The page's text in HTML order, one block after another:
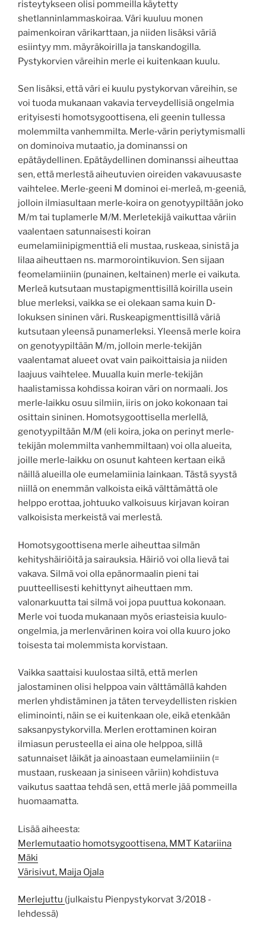
risteytykseen olisi pommeilla käytetty
shetlanninlammaskoiraa. Väri kuuluu monen
paimenkoiran värikarttaan, ja niiden lisäksi väriä
esiintyy mm. mäyräkoirilla ja tanskandogilla.
Pystykorvien väreihin merle ei kuitenkaan kuulu.
Sen lisäksi, että väri ei kuulu pystykorvan väreihin, se
voi tuoda mukanaan vakavia terveydellisiä ongelmia
erityisesti homotsygoottisena, eli geenin tullessa
molemmilta vanhemmilta. Merle‐värin periytymismalli
on dominoiva mutaatio, ja dominanssi on
epätäydellinen. Epätäydellinen dominanssi aiheuttaa
sen, että merlestä aiheutuvien oireiden vakavuusaste
vaihtelee. Merle‐geeni M dominoi ei‐merleä, m‐geeniä,
jolloin ilmiasultaan merle‐koira on genotyypiltään joko
M/m tai tuplamerle M/M. Merletekijä vaikuttaa väriin
vaalentaen satunnaisesti koiran
eumelamiinipigmenttiä eli mustaa, ruskeaa, sinistä ja
lilaa aiheuttaen ns. marmorointikuvion. Sen sijaan
feomelamiiniin (punainen, keltainen) merle ei vaikuta.
Merleä kutsutaan mustapigmenttisillä koirilla usein
blue merleksi, vaikka se ei olekaan sama kuin D‐
lokuksen sininen väri. Ruskeapigmenttisillä väriä
kutsutaan yleensä punamerleksi. Yleensä merle koira
on genotyypiltään M/m, jolloin merle‐tekijän
vaalentamat alueet ovat vain paikoittaisia ja niiden
laajuus vaihtelee. Muualla kuin merle‐tekijän
haalistamissa kohdissa koiran väri on normaali. Jos
merle‐laikku osuu silmiin, iiris on joko kokonaan tai
osittain sininen. Homotsygoottisella merlellä,
genotyypiltään M/M (eli koira, joka on perinyt merle‐
tekijän molemmilta vanhemmiltaan) voi olla alueita,
joille merle‐laikku on osunut kahteen kertaan eikä
näillä alueilla ole eumelamiinia lainkaan. Tästä syystä
niillä on enemmän valkoista eikä välttämättä ole
helppo erottaa, johtuuko valkoisuus kirjavan koiran
valkoisista merkeistä vai merlestä.
Homotsygoottisena merle aiheuttaa silmän
kehityshäiriöitä ja sairauksia. Häiriö voi olla lievä tai
vakava. Silmä voi olla epänormaalin pieni tai
puutteellisesti kehittynyt aiheuttaen mm.
valonarkuutta tai silmä voi jopa puuttua kokonaan.
Merle voi tuoda mukanaan myös eriasteisia kuulo‐
ongelmia, ja merlenvärinen koira voi olla kuuro joko
toisesta tai molemmista korvistaan.
Vaikka saattaisi kuulostaa siltä, että merlen
jalostaminen olisi helppoa vain välttämällä kahden
merlen yhdistäminen ja täten terveydellisten riskien
eliminointi, näin se ei kuitenkaan ole, eikä etenkään
saksanpystykorvilla. Merlen erottaminen koiran
ilmiasun perusteella ei aina ole helppoa, sillä
satunnaiset läikät ja ainoastaan eumelamiiniin (=
mustaan, ruskeaan ja siniseen väriin) kohdistuva
vaikutus saattaa tehdä sen, että merle jää pommeilla
huomaamatta.
Lisää aiheesta:
Merlemutaatio homotsygoottisena, MMT Katariina
Mäki
Värisivut, Maija Ojala
Merlejuttu (julkaistu Pienpystykorvat 3/2018 -
lehdessä)